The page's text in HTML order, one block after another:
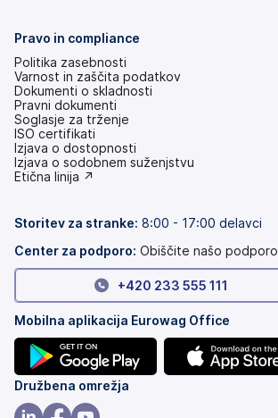
Pravo in compliance
Politika zasebnosti
Varnost in zaščita podatkov
Dokumenti o skladnosti
Pravni dokumenti
Soglasje za trženje
ISO certifikati
Izjava o dostopnosti
(odpre
se
zavihku)
Izjava o sodobnem suženjstvu
(odpre
novem
Etična linija ↗
Storitev za stranke: 8:00 - 17:00 delavci
Center za podporo: Obiščite našo podporo
+420 233 555 111
Mobilna aplikacija Eurowag Office
(odpre
se
Družbena omrežja